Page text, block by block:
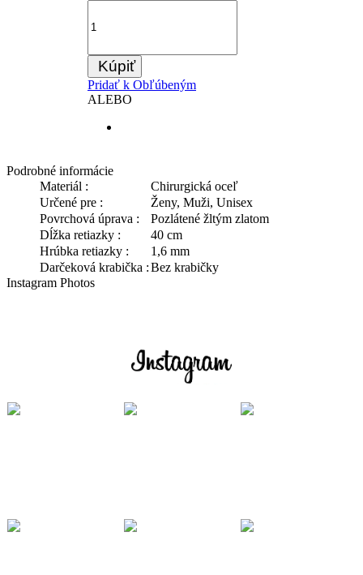
Kúpiť
Pridať k Obľúbeným
ALEBO
Podrobné informácie
Materiál :
Chirurgická oceľ
Určené pre :
Ženy, Muži, Unisex
Povrchová úprava :
Pozlátené žltým zlatom
Dĺžka retiazky :
40 cm
Hrúbka retiazky :
1,6 mm
Darčeková krabička :Bez krabičky
Instagram Photos